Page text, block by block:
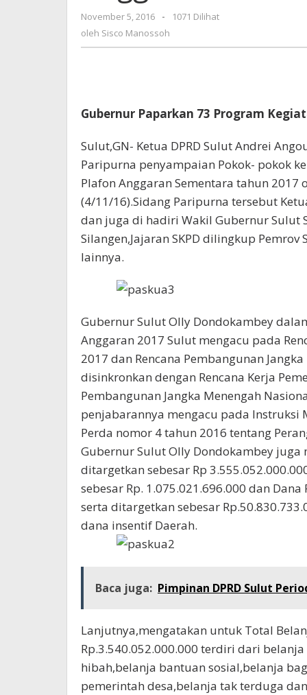
November 5, 2016
oleh
Sisco
-
1071 Dilihat
oleh Sisco Manossoh
Gubernur Paparkan 73 Program
Sulut,GN- Ketua DPRD Sulut Andrei
Paripurna penyampaian Pokok- pokok
Plafon Anggaran Sementara tahun
(4/11/16).Sidang Paripurna tersebut
dan juga di hadiri Wakil Gubernur Sulut
Silangen,Jajaran SKPD dilingkup
lainnya.
Gubernur Sulut Olly Dondokambey
Anggaran 2017 Sulut mengacu pada
2017 dan Rencana Pembangunan
disinkronkan dengan Rencana Kerja
Pembangunan Jangka Menengah
penjabarannya mengacu pada Instruksi
Perda nomor 4 tahun 2016 tentang
Gubernur Sulut Olly Dondokambey
ditargetkan sebesar Rp
sebesar Rp. 1.075.021.696.000 dan
serta ditargetkan sebesar
dana insentif Daerah.
Baca juga: Pimpinan DPRD Sulut
Lanjutnya,mengatakan untuk Total
Rp.3.540.052.000.000 terdiri dari
hibah,belanja bantuan sosial,belanja
pemerintah desa,belanja tak terduga